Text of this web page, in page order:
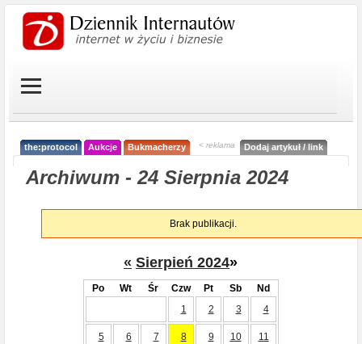
the:protocol Aukcje Bukmacherzy < reklama Dodaj artykuł / link
Archiwum - 24 Sierpnia 2024
Brak publikacji.
« Sierpień 2024»
Po Wt Śr Czw Pt Sb
Nd
1
2 3 4
5 6 7 8 9 10 11